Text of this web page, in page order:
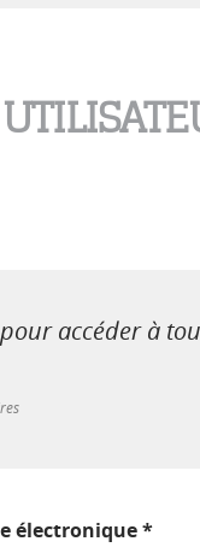
accéder à
électronique*